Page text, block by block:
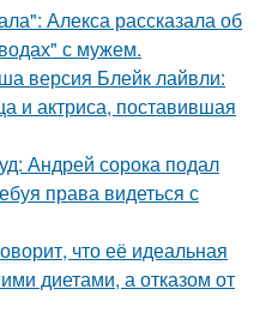
Алекса рассказала об
с мужем.
версия Блейк лайвли:
и актриса, поставившая
Андрей сорока подал
права видеться с
что её идеальная
диетами, а отказом от